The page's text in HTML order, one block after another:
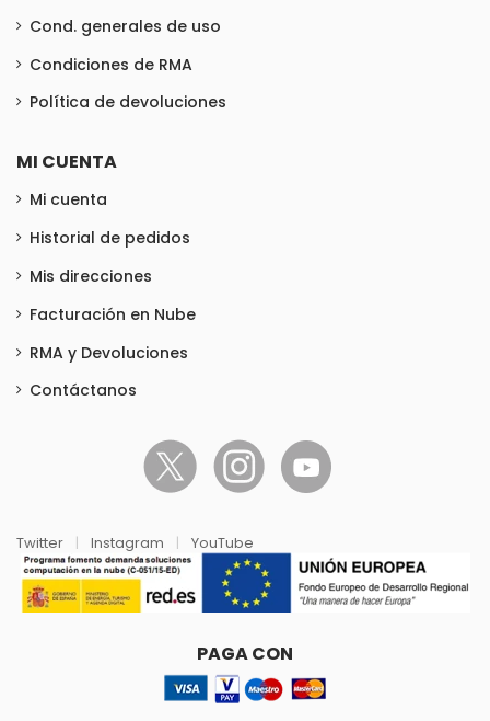
Cond. generales de uso
Condiciones de RMA
Política de devoluciones
MI CUENTA
Mi cuenta
Historial de pedidos
Mis direcciones
Facturación en Nube
RMA y Devoluciones
Contáctanos
Twitter Instagram YouTube
PAGA CON